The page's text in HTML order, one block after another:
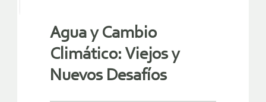
Agua y Cambio
Climático: Viejos y
Nuevos Desafíos